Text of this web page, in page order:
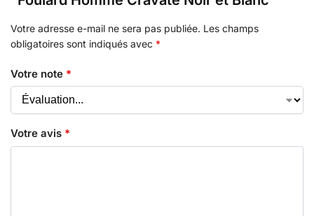
Votre adresse e-mail ne sera pas publiée. Les champs
obligatoires sont indiqués avec *
Votre note *
Votre avis *